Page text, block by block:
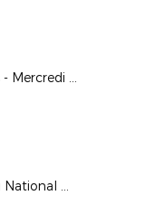
Football & Réfugiés - Mercredi 25 juin
Finale Régionale du National Beach Soccer 2025